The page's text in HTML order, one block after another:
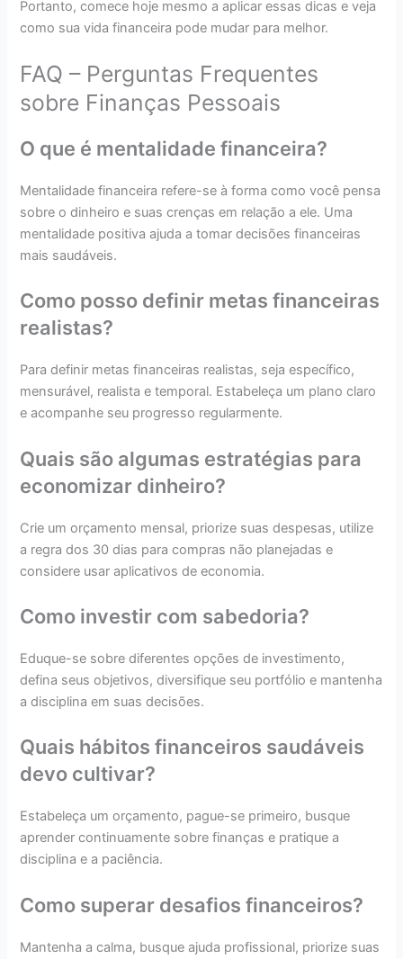
Portanto, comece hoje mesmo a aplicar essas dicas e veja
como sua vida financeira pode mudar para melhor.
FAQ – Perguntas Frequentes
sobre Finanças Pessoais
O que é mentalidade financeira?
Mentalidade financeira refere-se à forma como você pensa
sobre o dinheiro e suas crenças em relação a ele. Uma
mentalidade positiva ajuda a tomar decisões financeiras
mais saudáveis.
Como posso definir metas financeiras
realistas?
Para definir metas financeiras realistas, seja específico,
mensurável, realista e temporal. Estabeleça um plano claro
e acompanhe seu progresso regularmente.
Quais são algumas estratégias para
economizar dinheiro?
Crie um orçamento mensal, priorize suas despesas, utilize
a regra dos 30 dias para compras não planejadas e
considere usar aplicativos de economia.
Como investir com sabedoria?
Eduque-se sobre diferentes opções de investimento,
defina seus objetivos, diversifique seu portfólio e mantenha
a disciplina em suas decisões.
Quais hábitos financeiros saudáveis
devo cultivar?
Estabeleça um orçamento, pague-se primeiro, busque
aprender continuamente sobre finanças e pratique a
disciplina e a paciência.
Como superar desafios financeiros?
Mantenha a calma, busque ajuda profissional, priorize suas